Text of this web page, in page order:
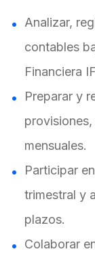
Analizar,
contables
Financiera
Preparar y
mensuales.
Participar
trimestral y
plazos.
Colaborar